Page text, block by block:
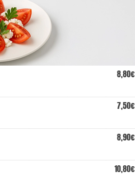
8,80€
7,50€
8,90€
10,80€